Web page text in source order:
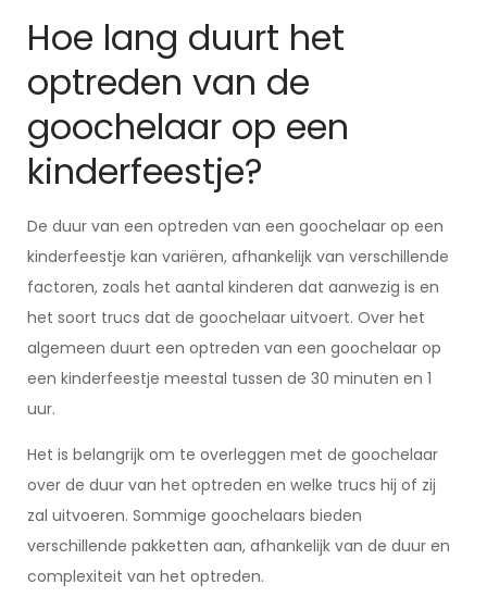
Hoe lang duurt het
optreden van de
goochelaar op een
kinderfeestje?
De duur van een optreden van een goochelaar op een
kinderfeestje kan variëren, afhankelijk van verschillende
factoren, zoals het aantal kinderen dat aanwezig is en
het soort trucs dat de goochelaar uitvoert. Over het
algemeen duurt een optreden van een goochelaar op
een kinderfeestje meestal tussen de 30 minuten en 1
uur.
Het is belangrijk om te overleggen met de goochelaar
over de duur van het optreden en welke trucs hij of zij
zal uitvoeren. Sommige goochelaars bieden
verschillende pakketten aan, afhankelijk van de duur en
complexiteit van het optreden.